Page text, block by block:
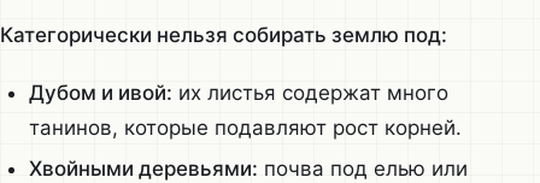
Категорически нельзя собирать землю под:
Дубом и ивой: их листья содержат много
танинов, которые подавляют рост корней.
Хвойными деревьями: почва под елью или